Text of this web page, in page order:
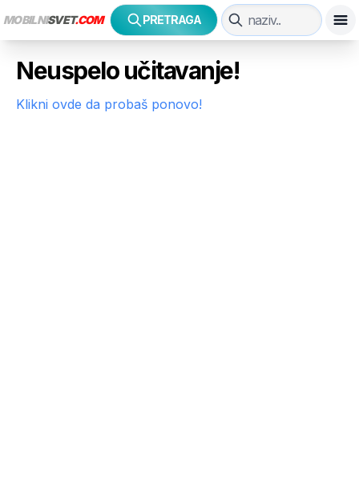
MOBILNISVET.COM PRETRAGA
Neuspelo učitavanje!
Klikni ovde da probaš ponovo!